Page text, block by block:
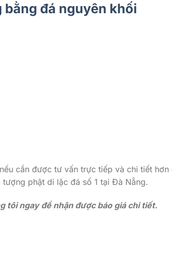
đá nguyên khối
cần được tư vấn trực tiếp và chi tiết
phật di lặc đá số 1 tại Đà Nẵng.
tôi ngay để nhận được báo giá chi tiết.